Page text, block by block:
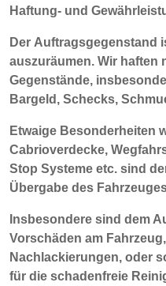
Haftung- und
Der Auftragsgegenstand
auszuräumen. Wir haften
Gegenstände,
Bargeld, Schecks,
Etwaige Besonderheiten
Cabrioverdecke,
Stop Systeme etc. sind
Übergabe des
Insbesondere sind dem
Vorschäden am
Nachlackierungen, oder
für die schadenfreie